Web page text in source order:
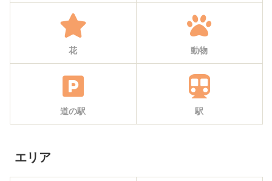
花 動物
道の駅 駅
エリア